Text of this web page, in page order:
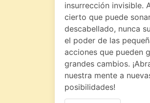
insurrección invisible.
cierto que puede
descabellado, nunca
el poder de las
acciones que pueden
grandes cambios.
nuestra mente a
posibilidades!